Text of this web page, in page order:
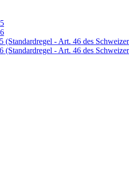
(Standardregel - Art. 46 des
(Standardregel - Art. 46 des